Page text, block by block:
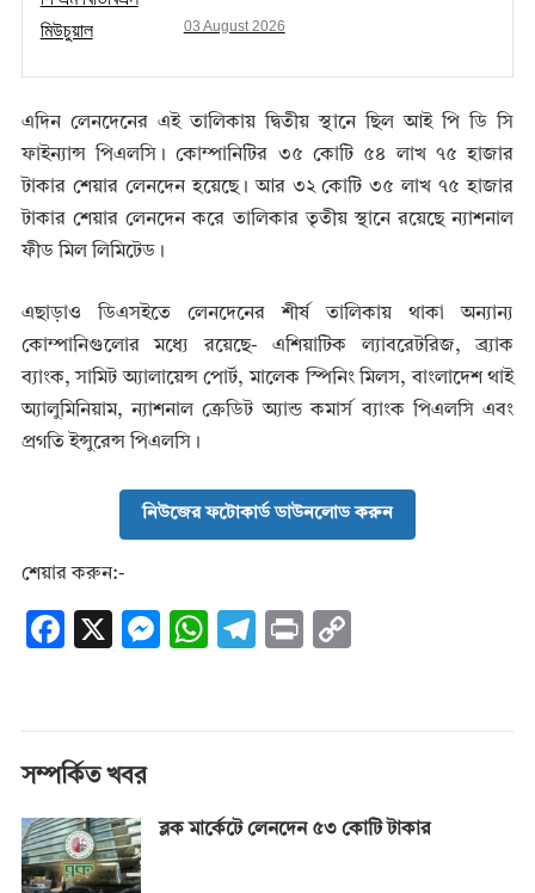
03 August 2026
এদিন লেনদেনের এই তালিকায় দ্বিতীয় স্থানে ছিল আই পি ডি সি
ফাইন্যান্স পিএলসি। কোম্পানিটির ৩৫ কোটি ৫৪ লাখ ৭৫ হাজার
টাকার শেয়ার লেনদেন হয়েছে। আর ৩২ কোটি ৩৫ লাখ ৭৫ হাজার
টাকার শেয়ার লেনদেন করে তালিকার তৃতীয় স্থানে রয়েছে ন্যাশনাল
ফীড মিল লিমিটেড।
এছাড়াও ডিএসইতে লেনদেনের শীর্ষ তালিকায় থাকা অন্যান্য
কোম্পানিগুলোর মধ্যে রয়েছে- এশিয়াটিক ল্যাবরেটরিজ, ব্র্যাক
ব্যাংক, সামিট অ্যালায়েন্স পোর্ট, মালেক স্পিনিং মিলস, বাংলাদেশ থাই
অ্যালুমিনিয়াম, ন্যাশনাল ক্রেডিট অ্যান্ড কমার্স ব্যাংক পিএলসি এবং
প্রগতি ইন্সুরেন্স পিএলসি।
নিউজের ফটোকার্ড ডাউনলোড করুন
শেয়ার করুন:-
F
o
o
k
X
M
er
W
p
T
m
Pr
n
সম্পর্কিত খবর
ব্লক মার্কেটে লেনদেন ৫৩ কোটি টাকার